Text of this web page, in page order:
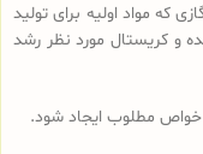
که مواد اولیه برای تولید
و کریستال مورد نظر رشد
مطلوب ایجاد شود.